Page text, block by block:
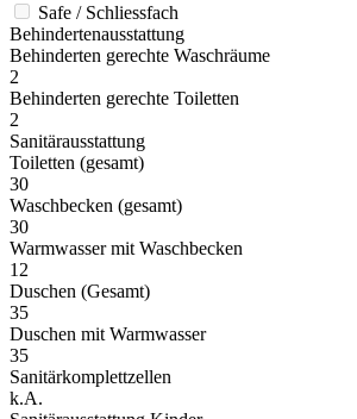
Safe / Schliessfach
Behindertenausstattung
Behinderten gerechte Waschräume
2
Behinderten gerechte Toiletten
2
Sanitärausstattung
Toiletten (gesamt)
30
Waschbecken (gesamt)
30
Warmwasser mit Waschbecken
12
Duschen (Gesamt)
35
Duschen mit Warmwasser
35
Sanitärkomplettzellen
k.A.